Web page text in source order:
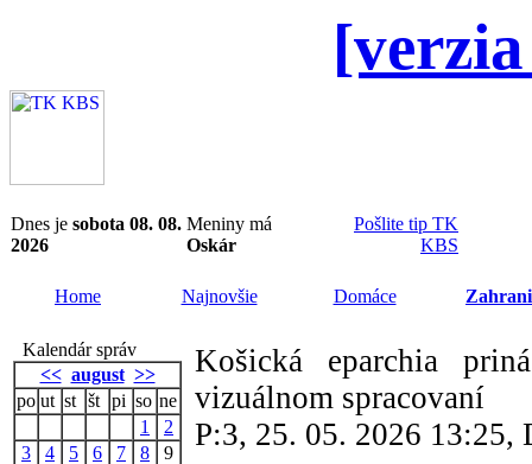
Dnes je sobota 08. 08.
2026
Meniny má
Oskár
Pošlite tip TK
KBS
Home Najnovšie Domáce
Kalendár správ
<< august >>
po ut st št pi so ne
1
2
3
4 5 6 7 8
9
Košická eparchia
vizuálnom spracovaní
P:3, 25. 05. 2026 13:25,